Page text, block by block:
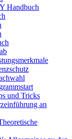
Handbuch
und Tricks
an